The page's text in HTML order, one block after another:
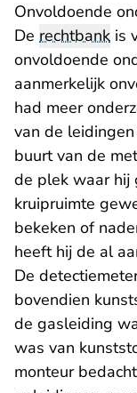
Onvoldoende
De rechtbank is
onvoldoende
aanmerkelijk
had meer
van de
buurt van de
de plek waar hij
kruipruimte
bekeken of
heeft hij de al
De
bovendien
de gasleiding
was van
monteur